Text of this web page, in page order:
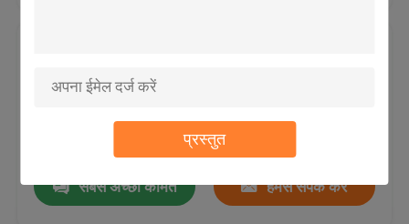
प्रस्तुत
ब्लिस्टर कार्ड पैकेजिंग
प्लास्टिक की गोली की बोतलें
अनुकूलित
मूल्य：0.03-0.18
सबसे अच्छी कीमत हमसे संपर्क करें